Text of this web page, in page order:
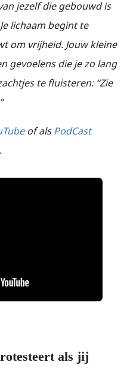
jezelf die gebouwd is
lichaam begint te
om vrijheid. Jouw kleine
gevoelens die je zo lang
te fluisteren: “Zie
of alsPodCast
als jij